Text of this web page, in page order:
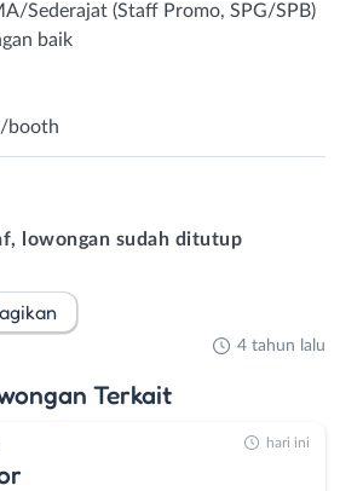
Sederajat (Staff Promo, SPG/SPB)
baik
booth
lowongan sudah ditutup
4 tahun lalu
Terkait
hari ini